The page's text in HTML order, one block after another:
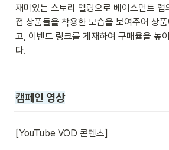
재미있는 스토리 텔링으로 베이스먼트 랩
접 상품들을 착용한 모습을 보여주어 상
고, 이벤트 링크를 게재하여 구매율을 높
다.
캠페인 영상
[YouTube VOD 콘텐츠]